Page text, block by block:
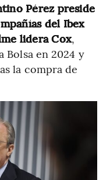
Pérez preside
del Ibex
lidera Cox,
Bolsa en 2024 y
la compra de